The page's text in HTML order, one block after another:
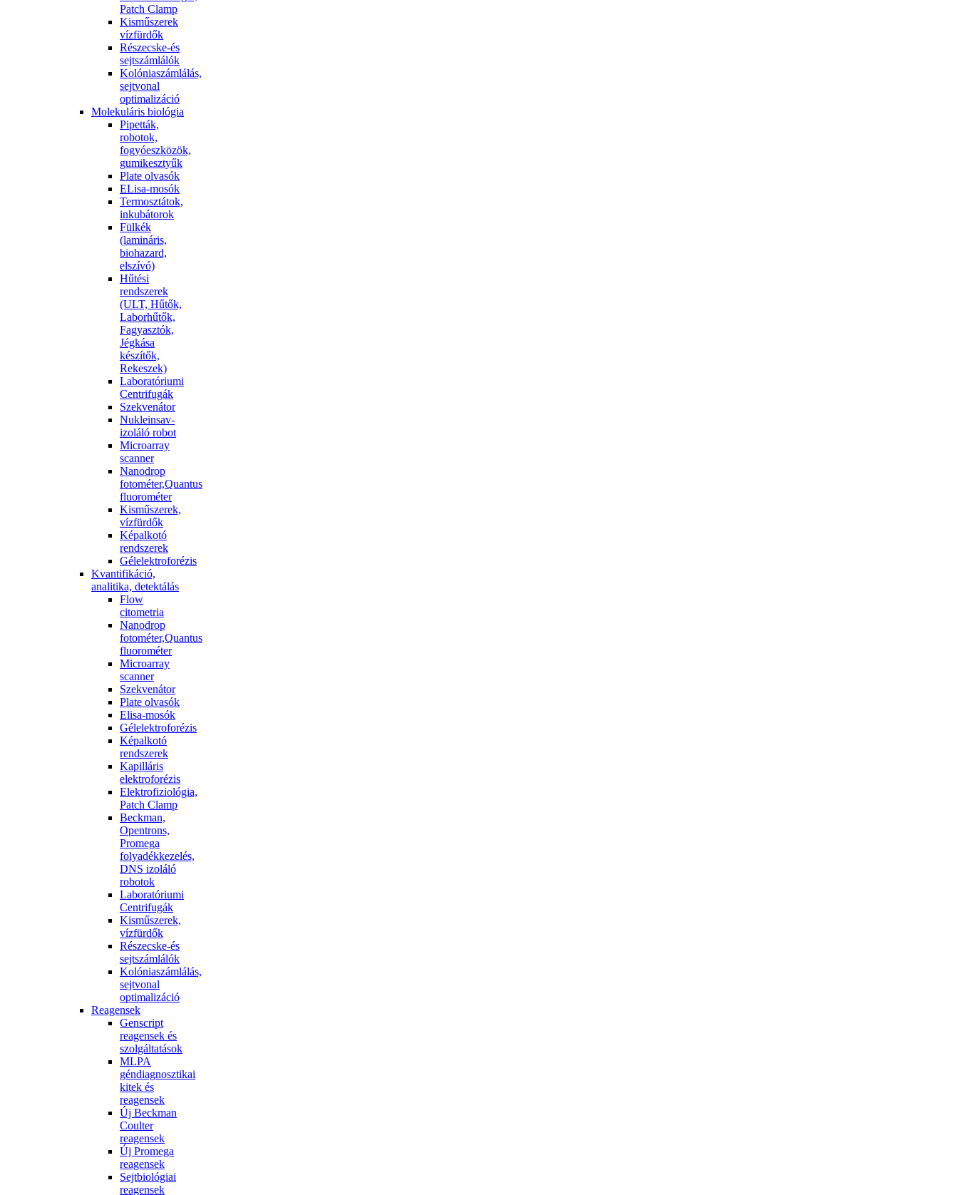
Patch Clamp
Kisműszerek
vízfürdők
Részecske-és
sejtszámlálók
Kolóniaszámlálás,
sejtvonal
optimalizáció
Molekuláris biológia
Pipetták,
robotok,
fogyóeszközök,
gumikesztyűk
Plate olvasók
ELisa-mosók
Termosztátok,
inkubátorok
Fülkék
(lamináris,
biohazard,
elszívó)
Hűtési
rendszerek
(ULT, Hűtők,
Laborhűtők,
Fagyasztók,
Jégkása
készítők,
Rekeszek)
Laboratóriumi
Centrifugák
Szekvenátor
Nukleinsav-
izoláló robot
Microarray
scanner
Nanodrop
fotométer,Quantus
fluorométer
Kisműszerek,
vízfürdők
Képalkotó
rendszerek
Gélelektroforézis
Kvantifikáció,
analitika, detektálás
Flow
citometria
Nanodrop
fotométer,Quantus
fluorométer
Microarray
scanner
Szekvenátor
Plate olvasók
Elisa-mosók
Gélelektroforézis
Képalkotó
rendszerek
Kapilláris
elektroforézis
Elektrofiziológia,
Patch Clamp
Beckman,
Opentrons,
Promega
folyadékkezelés,
DNS izoláló
robotok
Laboratóriumi
Centrifugák
Kisműszerek,
vízfürdők
Részecske-és
sejtszámlálók
Kolóniaszámlálás,
sejtvonal
optimalizáció
Reagensek
Genscript
reagensek és
szolgáltatások
MLPA
géndiagnosztikai
kitek és
reagensek
Új Beckman
Coulter
reagensek
Új Promega
reagensek
Sejtbiológiai
reagensek